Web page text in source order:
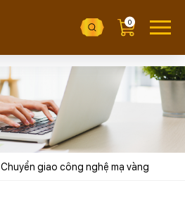
0
Chuyển giao công nghệ mạ vàng